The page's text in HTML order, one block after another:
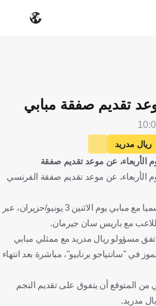
تقديم صفقة مبابي
ريال مدريد
فرنسا كيليان مبابي
الإنتقالات
عن موعد تقديم صفقة
عن موعد تقديم صفقة الفرنسي
وكان ريال مدريد أعلن التعاقد رسميا مع مبابي يوم الاثنين 3 يونيو/حزيران، عبر
مع باريس سان جيرمان.
اتفق مسؤولو ريال مدريد مع ممثلي مبابي
اللاعب يوم 16 يوليو/تموز في "سانتياجو برنابيو"، مباشرة بعد انتهاء
المتوقع أن يتفوق على تقديم النجم
مدريد.